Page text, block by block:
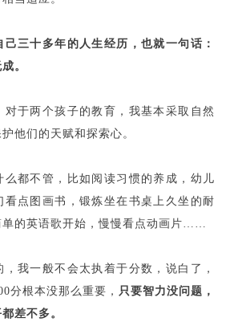
三十多年的人生经历，也就一句话：
。
对于两个孩子的教育，我基本采取自然
他们的天赋和探索心。
么都不管，比如阅读习惯的养成，幼儿
看点图画书，锻炼坐在书桌上久坐的耐
单的英语歌开始，慢慢看点动画片……
我一般不会太执着于分数，说白了，
分根本没那么重要， 只要智力没问题，
差不多。